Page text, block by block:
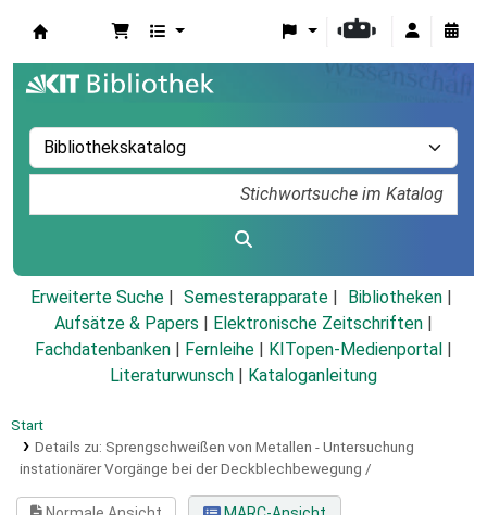
Erweiterte Suche Semesterapparate
Bibliotheken
Aufsätze & Papers
Elektronische Zeitschriften
Fachdatenbanken
Fernleihe KITopen-Medienportal
Literaturwunsch
Kataloganleitung
Start
Details zu: Sprengschweißen von Metallen - Untersuchung
instationärer Vorgänge bei der Deckblechbewegung /